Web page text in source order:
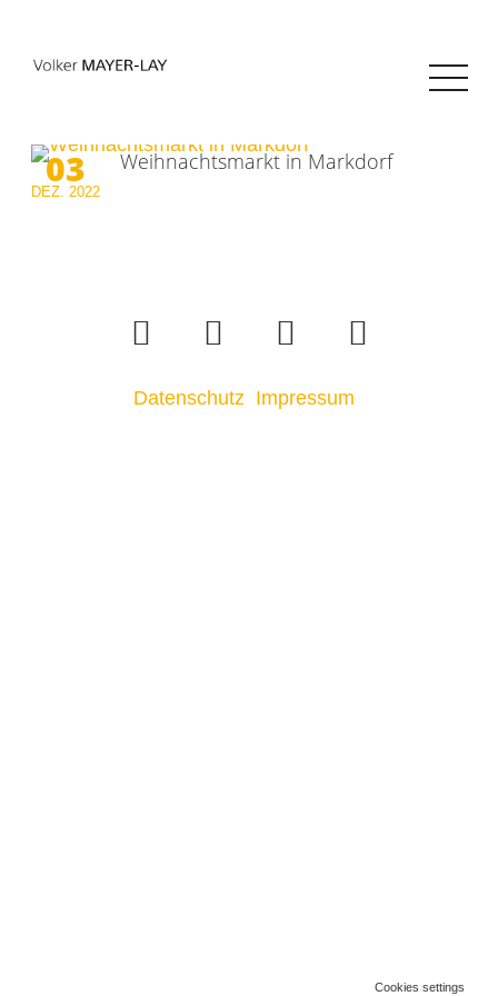
03
DEZ.2022
Weihnachtsmarkt in Markdorf
Datenschutz Impressum
Cookies settings